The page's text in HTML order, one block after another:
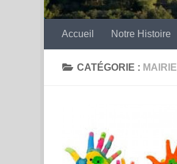
Accueil Notre Histoire
CATÉGORIE : MAIRIE